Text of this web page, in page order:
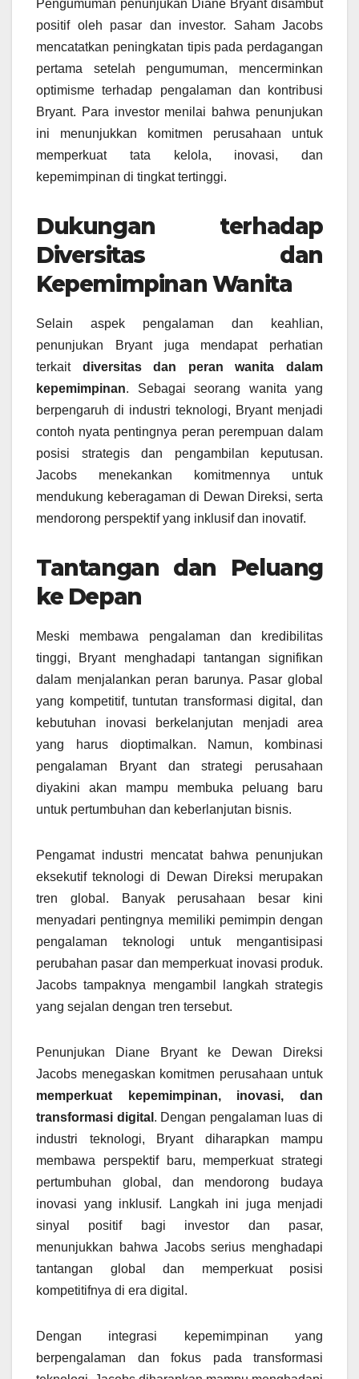
Pengumuman penunjukan Diane Bryant disambut
positif oleh pasar dan investor. Saham Jacobs
mencatatkan peningkatan tipis pada perdagangan
pertama setelah pengumuman, mencerminkan
optimisme terhadap pengalaman dan kontribusi
Bryant. Para investor menilai bahwa penunjukan
ini menunjukkan komitmen perusahaan untuk
memperkuat tata kelola, inovasi, dan
kepemimpinan di tingkat tertinggi.
Dukungan terhadap
Diversitas dan
Kepemimpinan Wanita
Selain aspek pengalaman dan keahlian,
penunjukan Bryant juga mendapat perhatian
terkait diversitas dan peran wanita dalam
kepemimpinan. Sebagai seorang wanita yang
berpengaruh di industri teknologi, Bryant menjadi
contoh nyata pentingnya peran perempuan dalam
posisi strategis dan pengambilan keputusan.
Jacobs menekankan komitmennya untuk
mendukung keberagaman di Dewan Direksi, serta
mendorong perspektif yang inklusif dan inovatif.
Tantangan dan Peluang
ke Depan
Meski membawa pengalaman dan kredibilitas
tinggi, Bryant menghadapi tantangan signifikan
dalam menjalankan peran barunya. Pasar global
yang kompetitif, tuntutan transformasi digital, dan
kebutuhan inovasi berkelanjutan menjadi area
yang harus dioptimalkan. Namun, kombinasi
pengalaman Bryant dan strategi perusahaan
diyakini akan mampu membuka peluang baru
untuk pertumbuhan dan keberlanjutan bisnis.
Pengamat industri mencatat bahwa penunjukan
eksekutif teknologi di Dewan Direksi merupakan
tren global. Banyak perusahaan besar kini
menyadari pentingnya memiliki pemimpin dengan
pengalaman teknologi untuk mengantisipasi
perubahan pasar dan memperkuat inovasi produk.
Jacobs tampaknya mengambil langkah strategis
yang sejalan dengan tren tersebut.
Penunjukan Diane Bryant ke Dewan Direksi
Jacobs menegaskan komitmen perusahaan untuk
memperkuat kepemimpinan, inovasi, dan
transformasi digital . Dengan pengalaman luas di
industri teknologi, Bryant diharapkan mampu
membawa perspektif baru, memperkuat strategi
pertumbuhan global, dan mendorong budaya
inovasi yang inklusif. Langkah ini juga menjadi
sinyal positif bagi investor dan pasar,
menunjukkan bahwa Jacobs serius menghadapi
tantangan global dan memperkuat posisi
kompetitifnya di era digital.
Dengan integrasi kepemimpinan yang
berpengalaman dan fokus pada transformasi